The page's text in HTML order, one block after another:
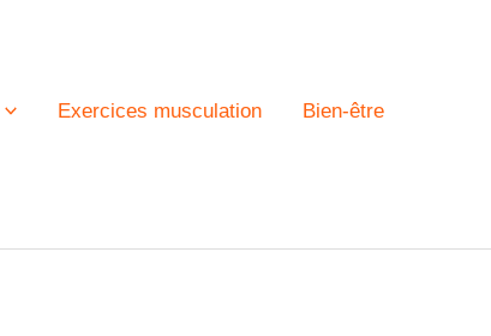
Exercices musculation Bien-être